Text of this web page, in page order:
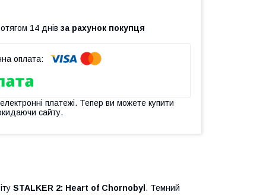
14 днів за рахунок покупця
платежі. Тепер ви можете купити
сайту.
STALKER 2: Heart of Chornobyl. Темний